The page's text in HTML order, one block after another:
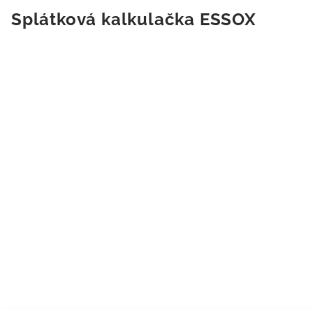
Splátková kalkulačka ESSOX